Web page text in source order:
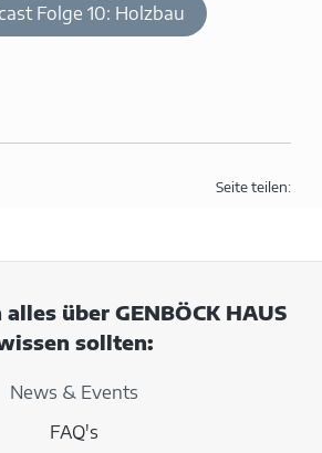
Folge 10: Holzbau
Seite teilen:
über GENBÖCK HAUS
sollten:
News & Events
FAQ's